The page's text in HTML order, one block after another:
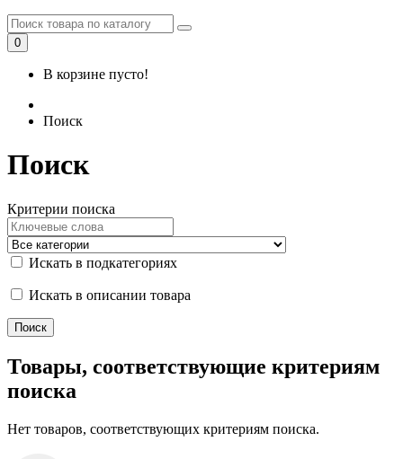
0
В корзине пусто!
Поиск
Поиск
Критерии поиска
Искать в подкатегориях
Искать в описании товара
Товары, соответствующие критериям
поиска
Нет товаров, соответствующих критериям поиска.